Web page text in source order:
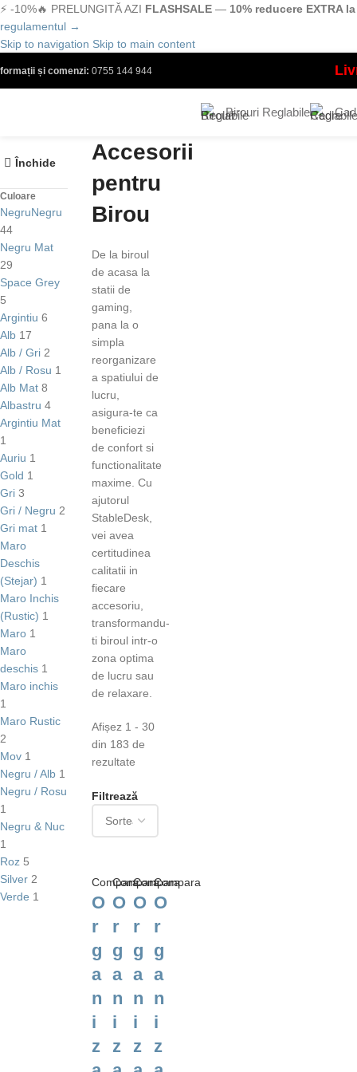
⚡ -10%🔥 PRELUNGITĂ AZI FLASHSALE — 10% reducere EXTRA
regulamentul →
Skip to navigation Skip to main content
și comenzi: 0755 144 944
Birouri Reglabile
Închide
Culoare
NegruNegru
44
Negru Mat
29
Space Grey
5
Argintiu 6
Alb 17
Alb / Gri 2
Alb / Rosu 1
Alb Mat 8
Albastru 4
Argintiu Mat
1
Auriu 1
Gold 1
Gri 3
Gri / Negru 2
Gri mat 1
Maro
Deschis
(Stejar) 1
Maro Inchis
(Rustic) 1
Maro 1
Maro
deschis 1
Maro inchis
1
Maro Rustic
2
Mov 1
Negru / Alb 1
Negru / Rosu
1
Negru & Nuc
1
Roz 5
Silver 2
Verde 1
Accesorii
pentru
Birou
De la biroul
de acasa la
statii de
gaming,
pana la o
simpla
reorganizare
a spatiului de
lucru,
asigura-te ca
beneficiezi
de confort si
functionalitate
maxime. Cu
ajutorul
StableDesk,
vei avea
certitudinea
calitatii in
fiecare
accesoriu,
transformandu-
ti biroul intr-o
zona optima
de lucru sau
de relaxare.
Afișez 1 - 30
din 183 de
rezultate
Filtrează
Compara
O
r
g
a
n
i
z
Compara
O
r
g
a
n
i
z
Compara
O
r
g
a
n
i
z
Compara
O
r
g
a
n
i
z